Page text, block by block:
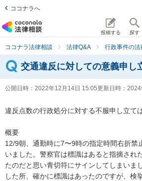
ココナラへ
投稿する 探す
ココナラ法律相談 法律Q&A 行政事件の法
交通違反に対しての意義申し
公開日時： 2022年12月14日 15:05更新日時： 2024
違反点数の行政処分に対する不服申し立て
概要
12/9朝、通勤時に7〜9時の指定時間右折禁
いました。警察官は標識はあると指摘され
たのだと思い青切符にサインしてしまいま
した所、確かに標識はあったのですが、検